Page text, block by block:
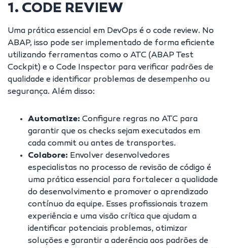
1. CODE REVIEW
Uma prática essencial em DevOps é o code review. No
ABAP, isso pode ser implementado de forma eficiente
utilizando ferramentas como o ATC (ABAP Test
Cockpit) e o Code Inspector para verificar padrões de
qualidade e identificar problemas de desempenho ou
segurança. Além disso:
Automatize: Configure regras no ATC para
garantir que os checks sejam executados em
cada commit ou antes de transportes.
Colabore: Envolver desenvolvedores
especialistas no processo de revisão de código é
uma prática essencial para fortalecer a qualidade
do desenvolvimento e promover o aprendizado
contínuo da equipe. Esses profissionais trazem
experiência e uma visão crítica que ajudam a
identificar potenciais problemas, otimizar
soluções e garantir a aderência aos padrões de